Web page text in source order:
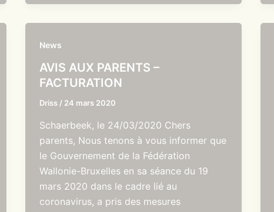
News
AVIS AUX PARENTS –
FACTURATION
Driss / 24 mars 2020
Schaerbeek, le 24/03/2020 Chers
parents, Nous tenons à vous informer que
le Gouvernement de la Fédération
Wallonie-Bruxelles en sa séance du 19
mars 2020 dans le cadre lié au
coronavirus, a pris des mesures